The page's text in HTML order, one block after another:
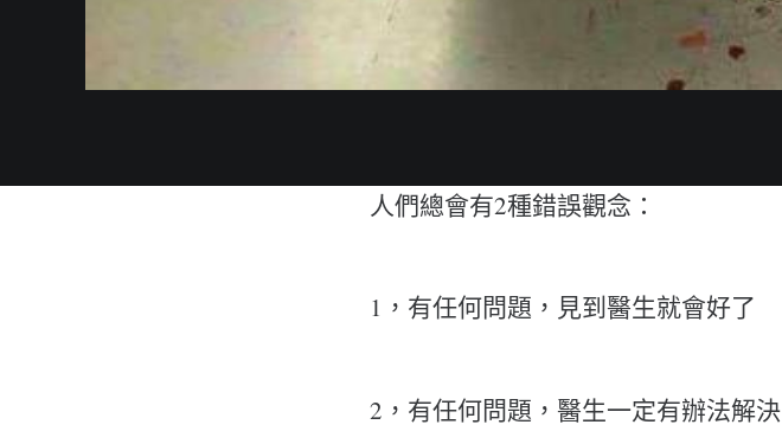
人們總會有2種錯誤觀念：
1，有任何問題，見到醫生就會好了
2，有任何問題，醫生一定有辦法解決